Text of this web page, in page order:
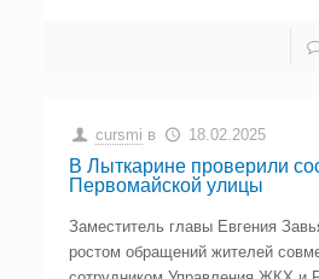
cursmi в 18.02.2025
В Лыткарине проверили
Первомайской улицы
Заместитель главы Евгения
ростом обращений жителей